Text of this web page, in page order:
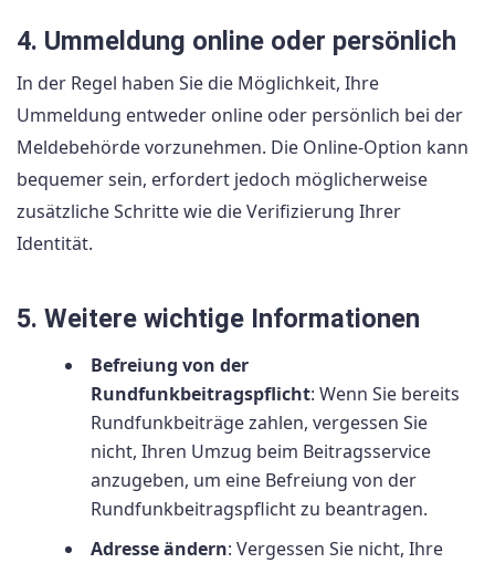
4. Ummeldung online oder persönlich
In der Regel haben Sie die Möglichkeit, Ihre
Ummeldung entweder online oder persönlich bei der
Meldebehörde vorzunehmen. Die Online-Option kann
bequemer sein, erfordert jedoch möglicherweise
zusätzliche Schritte wie die Verifizierung Ihrer
Identität.
5. Weitere wichtige Informationen
Befreiung von der
Rundfunkbeitragspflicht: Wenn Sie bereits
Rundfunkbeiträge zahlen, vergessen Sie
nicht, Ihren Umzug beim Beitragsservice
anzugeben, um eine Befreiung von der
Rundfunkbeitragspflicht zu beantragen.
Adresse ändern: Vergessen Sie nicht, Ihre